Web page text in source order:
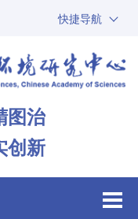
快捷导航
ARP
邮箱
图治
创新